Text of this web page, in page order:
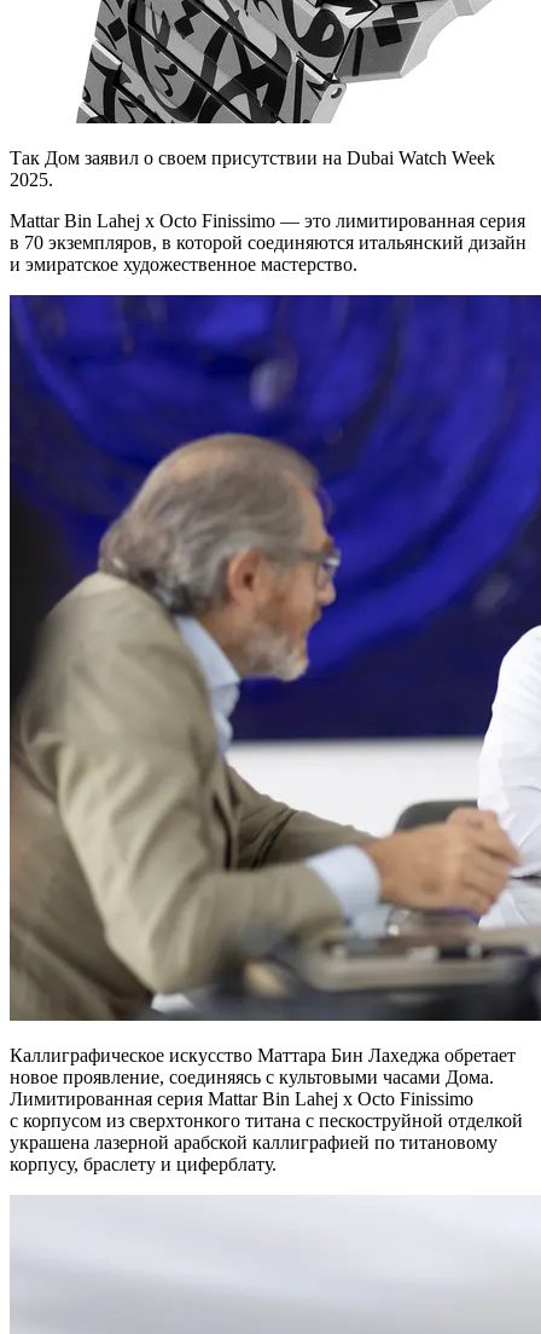
Так Дом заявил о своем присутствии на Dubai Watch Week
2025.
Mattar Bin Lahej x Octo Finissimo — это лимитированная серия
в 70 экземпляров, в которой соединяются итальянский дизайн
и эмиратское художественное мастерство.
Каллиграфическое искусство Маттара Бин Лахеджа обретает
новое проявление, соединяясь с культовыми часами Дома.
Лимитированная серия Mattar Bin Lahej x Octo Finissimo
с корпусом из сверхтонкого титана с пескоструйной отделкой
украшена лазерной арабской каллиграфией по титановому
корпусу, браслету и циферблату.